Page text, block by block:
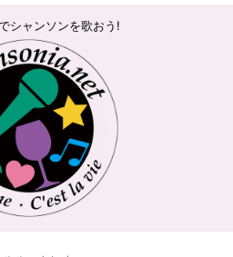
シャンソンを歌おう!